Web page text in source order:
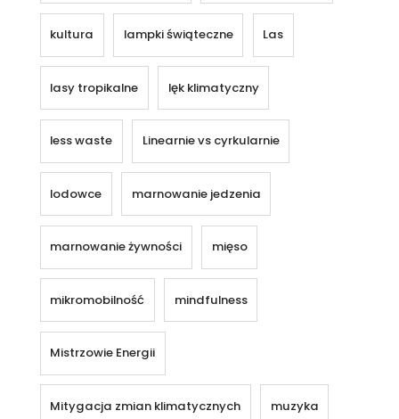
kultura lampki świąteczne Las
lasy tropikalne lęk klimatyczny
less waste Linearnie vs cyrkularnie
lodowce marnowanie jedzenia
marnowanie żywności mięso
mikromobilność mindfulness
Mistrzowie Energii
Mitygacja zmian klimatycznych muzyka